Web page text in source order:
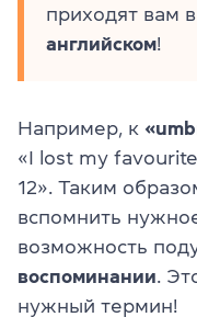
приходят вам
английском!
Например, к
«I lost my
12». Таким
вспомнить
возможность
воспоминании.
нужный термин!